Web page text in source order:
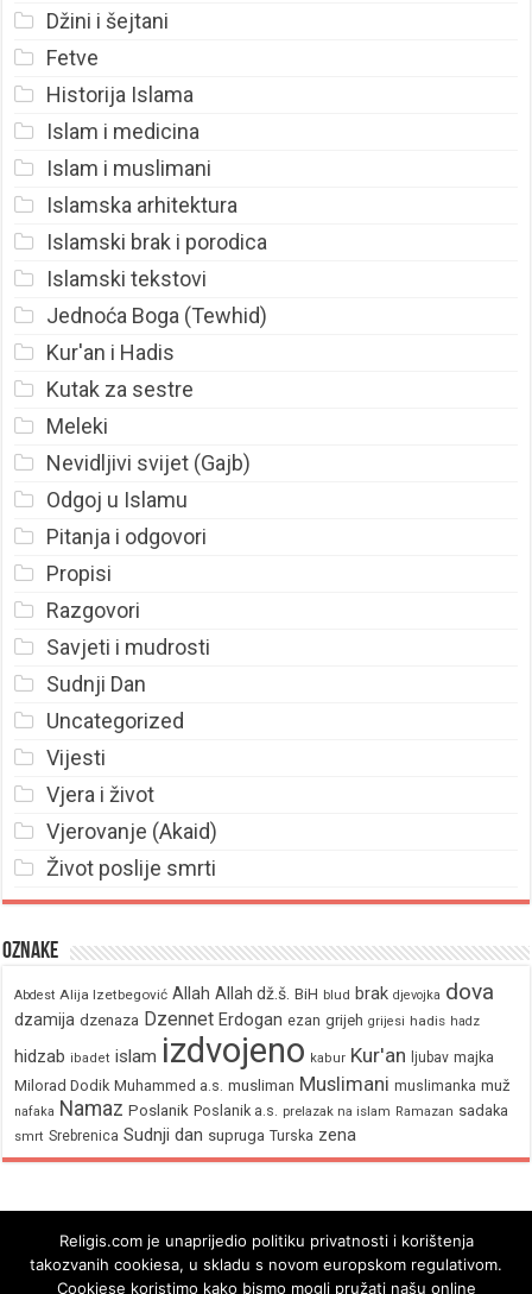
Džini i šejtani
Fetve
Historija Islama
Islam i medicina
Islam i muslimani
Islamska arhitektura
Islamski brak i porodica
Islamski tekstovi
Jednoća Boga (Tewhid)
Kur'an i Hadis
Kutak za sestre
Meleki
Nevidljivi svijet (Gajb)
Odgoj u Islamu
Pitanja i odgovori
Propisi
Razgovori
Savjeti i mudrosti
Sudnji Dan
Uncategorized
Vijesti
Vjera i život
Vjerovanje (Akaid)
Život poslije smrti
Oznake
Abdest Alija Izetbegović Allah Allah dž.š. BiH blud brak djevojka dova
dzamija dzenaza Dzennet Erdogan ezan grijeh grijesi hadis hadz
hidzab ibadet islam izdvojeno kabur Kur'an ljubav majka
Milorad Dodik Muhammed a.s. musliman Muslimani muslimanka muž
nafaka Namaz Poslanik Poslanik a.s. prelazak na islam Ramazan sadaka
smrt Srebrenica Sudnji dan supruga Turska zena
Religis.com je unaprijedio politiku privatnosti i korištenja
takozvanih cookiesa, u skladu s novom europskom regulativom.
Cookiese koristimo kako bismo mogli pružati našu online